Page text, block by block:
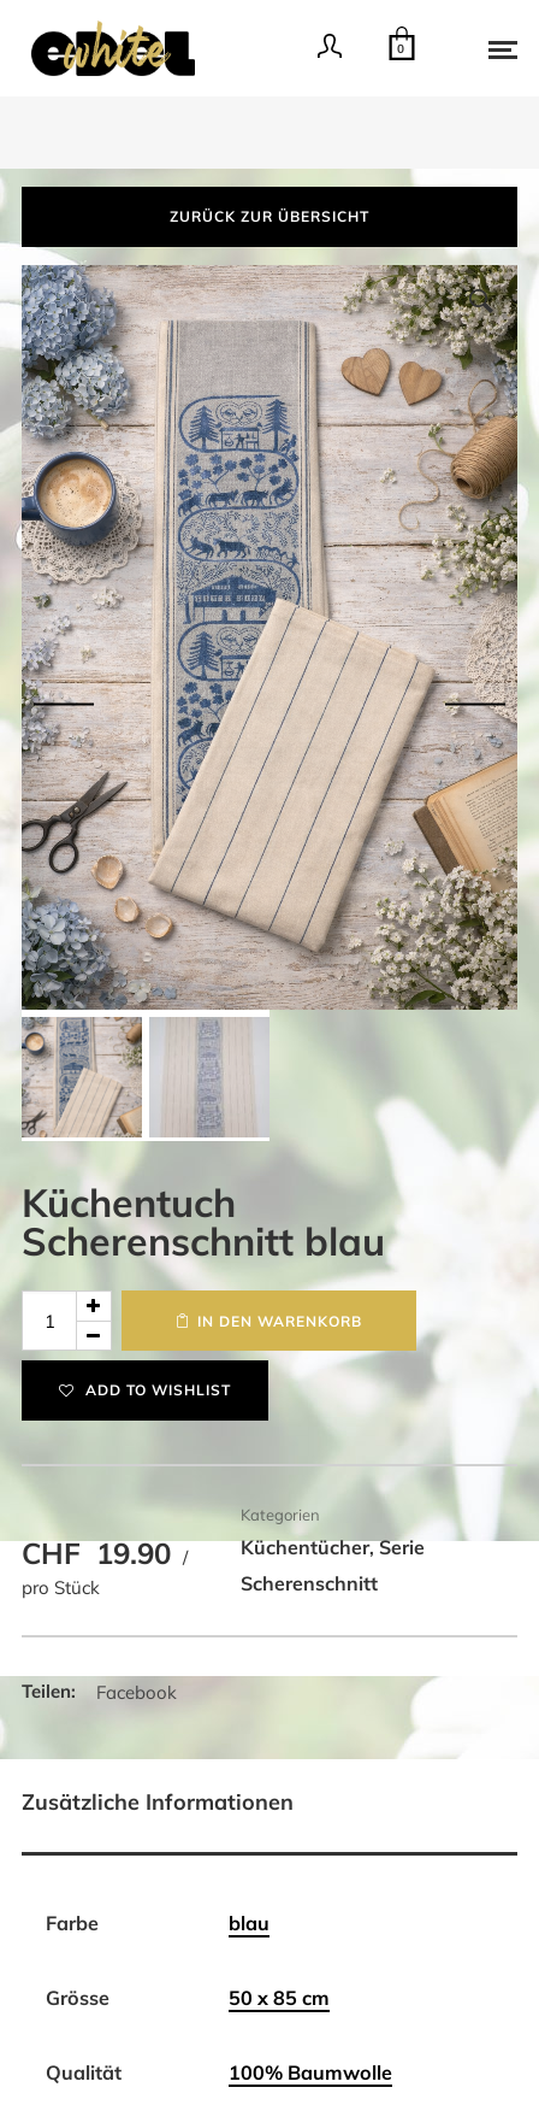
0
ZURÜCK ZUR ÜBERSICHT
Küchentuch
Scherenschnitt blau
Küchentuch
Scherenschnitt
IN DEN WARENKORB
ADD TO WISHLIST
CHF 19.90 /
pro Stück
Kategorien
Küchentücher,Serie
Scherenschnitt
Facebook
Zusätzliche Informationen
Farbe blau
Grösse 50 x 85 cm
Qualität 100% Baumwolle